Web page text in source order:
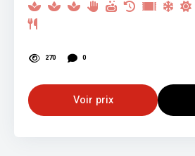
270 0
Voir prix